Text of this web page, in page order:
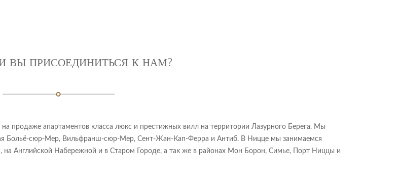
ВЫ ПРИСОЕДИНИТЬСЯ К НАМ?
на продаже апартаментов класса люкс и престижных вилл на территории Лазурного Берега. Мы
Больё-сюр-Мер, Вильфранш-сюр-Мер, Сент-Жан-Кап-Ферра и Антиб. В Ницце мы занимаемся
на Английской Набережной и в Старом Городе, а так же в районах Мон Борон, Симье, Порт Ниццы и